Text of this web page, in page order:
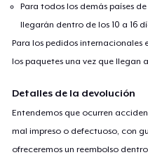
Para todos los demás países
llegarán dentro de los 10 a 16
Para los pedidos internacionales
los paquetes una vez que llegan
Detalles de la devolución
Entendemos que ocurren
mal impreso o defectuoso, con
ofreceremos un reembolso